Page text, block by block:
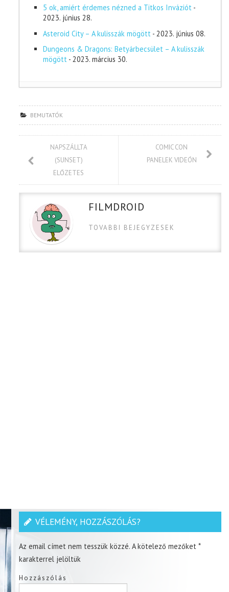
5 ok, amiért érdemes nézned a Titkos Inváziót -
2023. június 28.
Asteroid City – A kulisszák mögött - 2023. június 08.
Dungeons & Dragons: Betyárbecsület – A kulisszák
mögött - 2023. március 30.
BEMUTATÓK
NAPSZÁLLTA
(SUNSET)
ELŐZETES
COMIC CON
PANELEK VIDEÓN
FILMDROID
TOVABBI BEJEGYZESEK
VÉLEMÉNY, HOZZÁSZÓLÁS?
Az email címet nem tesszük közzé. A kötelező mezőket*
karakterrel jelöltük
Hozzászólás